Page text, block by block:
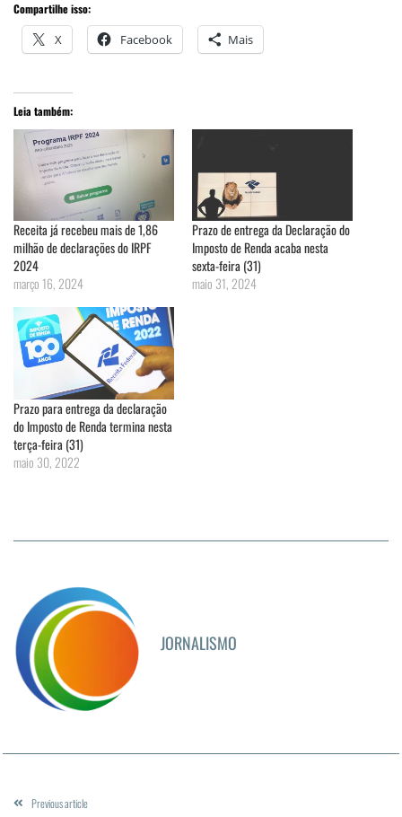
Compartilhe isso:
X Facebook Mais
Leia também:
Receita já recebeu mais de 1,86
milhão de declarações do IRPF
2024
março 16, 2024
Prazo de entrega da Declaração do
Imposto de Renda acaba nesta
sexta-feira (31)
maio 31, 2024
Prazo para entrega da declaração
do Imposto de Renda termina nesta
terça-feira (31)
maio 30, 2022
JORNALISMO
Previous article